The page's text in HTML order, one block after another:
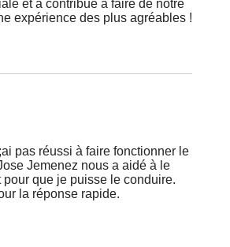
et a contribué à faire de notre
expérience des plus agréables !
pas réussi à faire fonctionner le
Jemenez nous a aidé à le
pour que je puisse le conduire.
la réponse rapide.